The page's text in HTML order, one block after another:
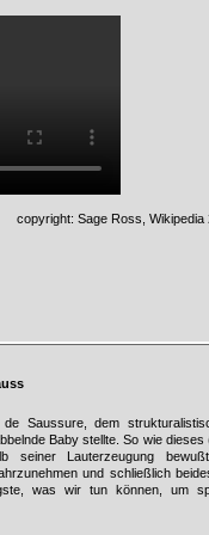
copyright: Sage Ross, Wikipedia
Saussure, dem
Baby stellte. So wie dieses
seiner Lauterzeugung
und schließlich
was wir tun können, um